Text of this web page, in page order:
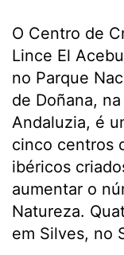
O Centro de
Lince El
no Parque
de Doñana, na
Andaluzia, é
cinco centros
ibéricos
aumentar o
Natureza.
em Silves, no